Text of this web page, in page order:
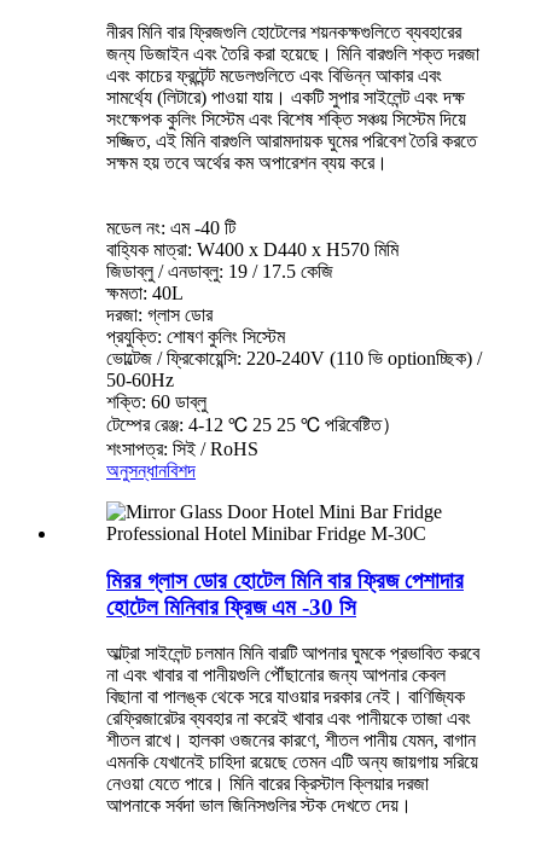
নীরব মিনি বার ফ্রিজগুলি হোটেলের শয়নকক্ষগুলিতে ব্যবহারের
জন্য ডিজাইন এবং তৈরি করা হয়েছে। মিনি বারগুলি শক্ত দরজা
এবং কাচের ফ্রন্টেন্ট মডেলগুলিতে এবং বিভিন্ন আকার এবং
সামর্থ্যে (লিটারে) পাওয়া যায়। একটি সুপার সাইলেন্ট এবং দক্ষ
সংক্ষেপক কুলিং সিস্টেম এবং বিশেষ শক্তি সঞ্চয় সিস্টেম দিয়ে
সজ্জিত, এই মিনি বারগুলি আরামদায়ক ঘুমের পরিবেশ তৈরি করতে
সক্ষম হয় তবে অর্থের কম অপারেশন ব্যয় করে।
মডেল নং: এম -40 টি
বাহ্যিক মাত্রা: W400 x D440 x H570 মিমি
জিডাব্লু / এনডাব্লু: 19 / 17.5 কেজি
ক্ষমতা: 40L
দরজা: গ্লাস ডোর
প্রযুক্তি: শোষণ কুলিং সিস্টেম
ভোল্টেজ / ফ্রিকোয়েন্সি: 220-240V (110 ভি optionচ্ছিক) /
50-60Hz
শক্তি: 60 ডাব্লু
টেম্পের রেঞ্জ: 4-12 ℃ 25 25 ℃ পরিবেষ্টিত）
শংসাপত্র: সিই / RoHS
অনুসন্ধানবিশদ
মিরর গ্লাস ডোর হোটেল মিনি বার ফ্রিজ পেশাদার
হোটেল মিনিবার ফ্রিজ এম -30 সি
আল্ট্রা সাইলেন্ট চলমান মিনি বারটি আপনার ঘুমকে প্রভাবিত করবে
না এবং খাবার বা পানীয়গুলি পৌঁছানোর জন্য আপনার কেবল
বিছানা বা পালঙ্ক থেকে সরে যাওয়ার দরকার নেই। বাণিজ্যিক
রেফ্রিজারেটর ব্যবহার না করেই খাবার এবং পানীয়কে তাজা এবং
শীতল রাখে। হালকা ওজনের কারণে, শীতল পানীয় যেমন, বাগান
এমনকি যেখানেই চাহিদা রয়েছে তেমন এটি অন্য জায়গায় সরিয়ে
নেওয়া যেতে পারে। মিনি বারের ক্রিস্টাল ক্লিয়ার দরজা
আপনাকে সর্বদা ভাল জিনিসগুলির স্টক দেখতে দেয়।